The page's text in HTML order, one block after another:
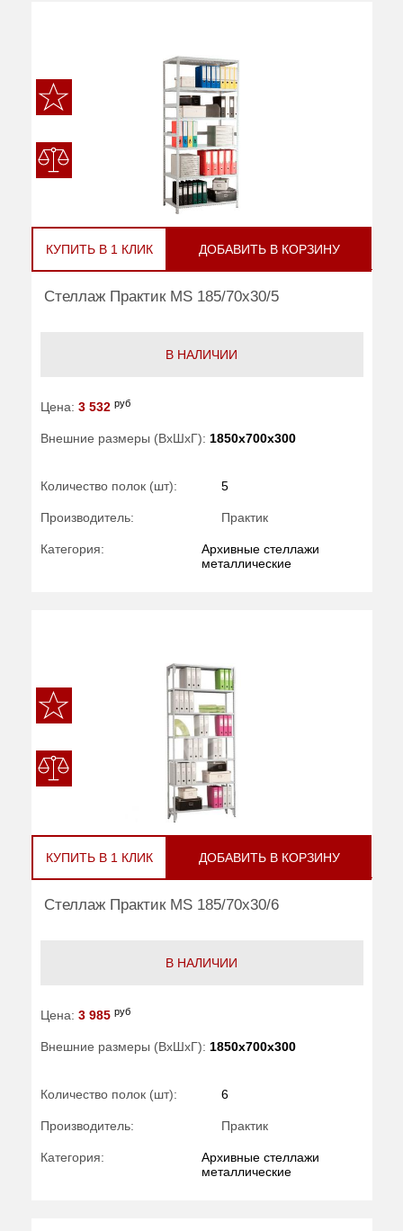
КУПИТЬ В 1 КЛИК ДОБАВИТЬ В КОРЗИНУ
Стеллаж Практик MS 185/70x30/5
В НАЛИЧИИ
Цена: 3 532 руб
Внешние размеры (ВхШхГ): 1850x700x300
Количество полок (шт): 5
Производитель: Практик
Категория:
Архивные стеллажи
металлические
КУПИТЬ В 1 КЛИК ДОБАВИТЬ В КОРЗИНУ
Стеллаж Практик MS 185/70x30/6
В НАЛИЧИИ
Цена: 3 985 руб
Внешние размеры (ВхШхГ): 1850x700x300
Количество полок (шт): 6
Производитель: Практик
Категория:
Архивные стеллажи
металлические